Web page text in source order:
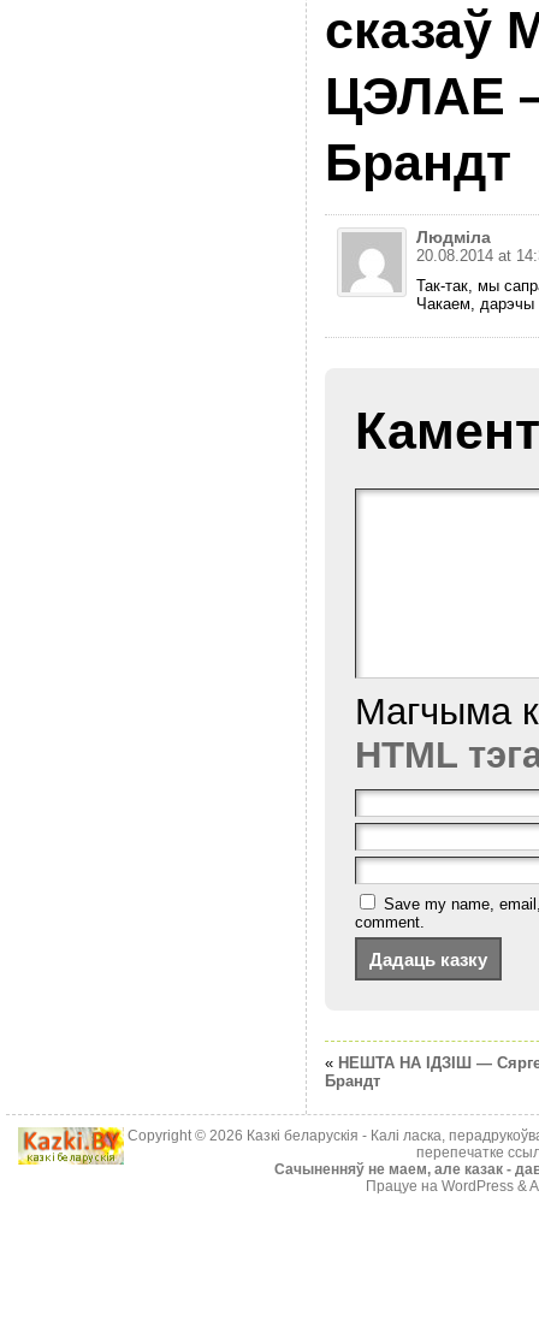
ЦЭЛАЕ
Брандт
Людміла
20.08.2014 at
Так-так, мы
Чакаем, дарэчы
Магчыма
HTML
Save my name,
comment.
« НЕШТА НА IДЗIШ —
Брандт
Copyright © 2026 Казкі беларускія - Калі ласка,
перепечатке
Cачыненняў не маем, але казак -
Працуе на WordPress &